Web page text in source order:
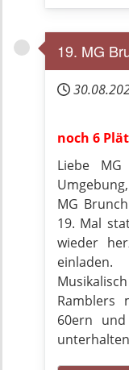
19. MG
noch 6
Liebe
Umgebung,
MG
19. Mal
wieder
einladen.
Ramblers
60ern